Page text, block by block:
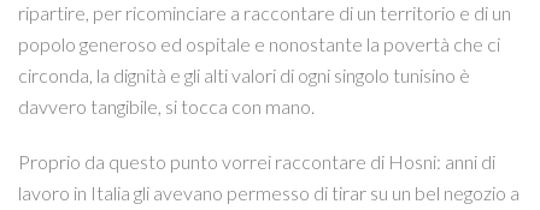
ripartire, per ricominciare a raccontare di un territorio e di un
popolo generoso ed ospitale e nonostante la povertà che ci
circonda, la dignità e gli alti valori di ogni singolo tunisino è
davvero tangibile, si tocca con mano.
Proprio da questo punto vorrei raccontare di Hosni: anni di
lavoro in Italia gli avevano permesso di tirar su un bel negozio a